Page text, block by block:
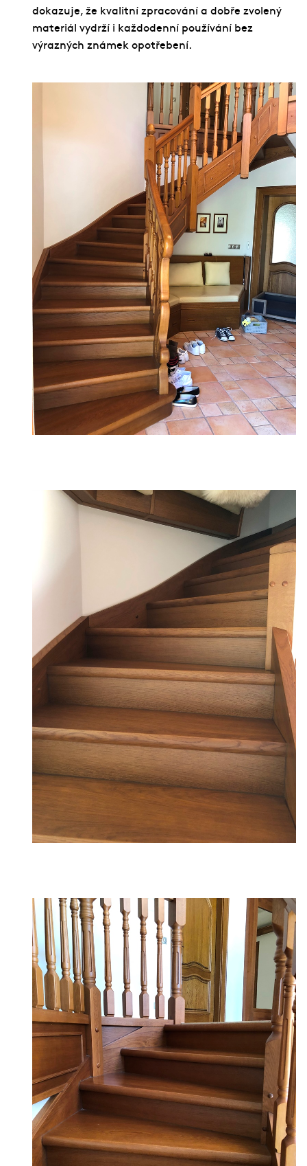
dokazuje, že kvalitní zpracování a dobře zvolený
materiál vydrží i každodenní používání bez
výrazných známek opotřebení.